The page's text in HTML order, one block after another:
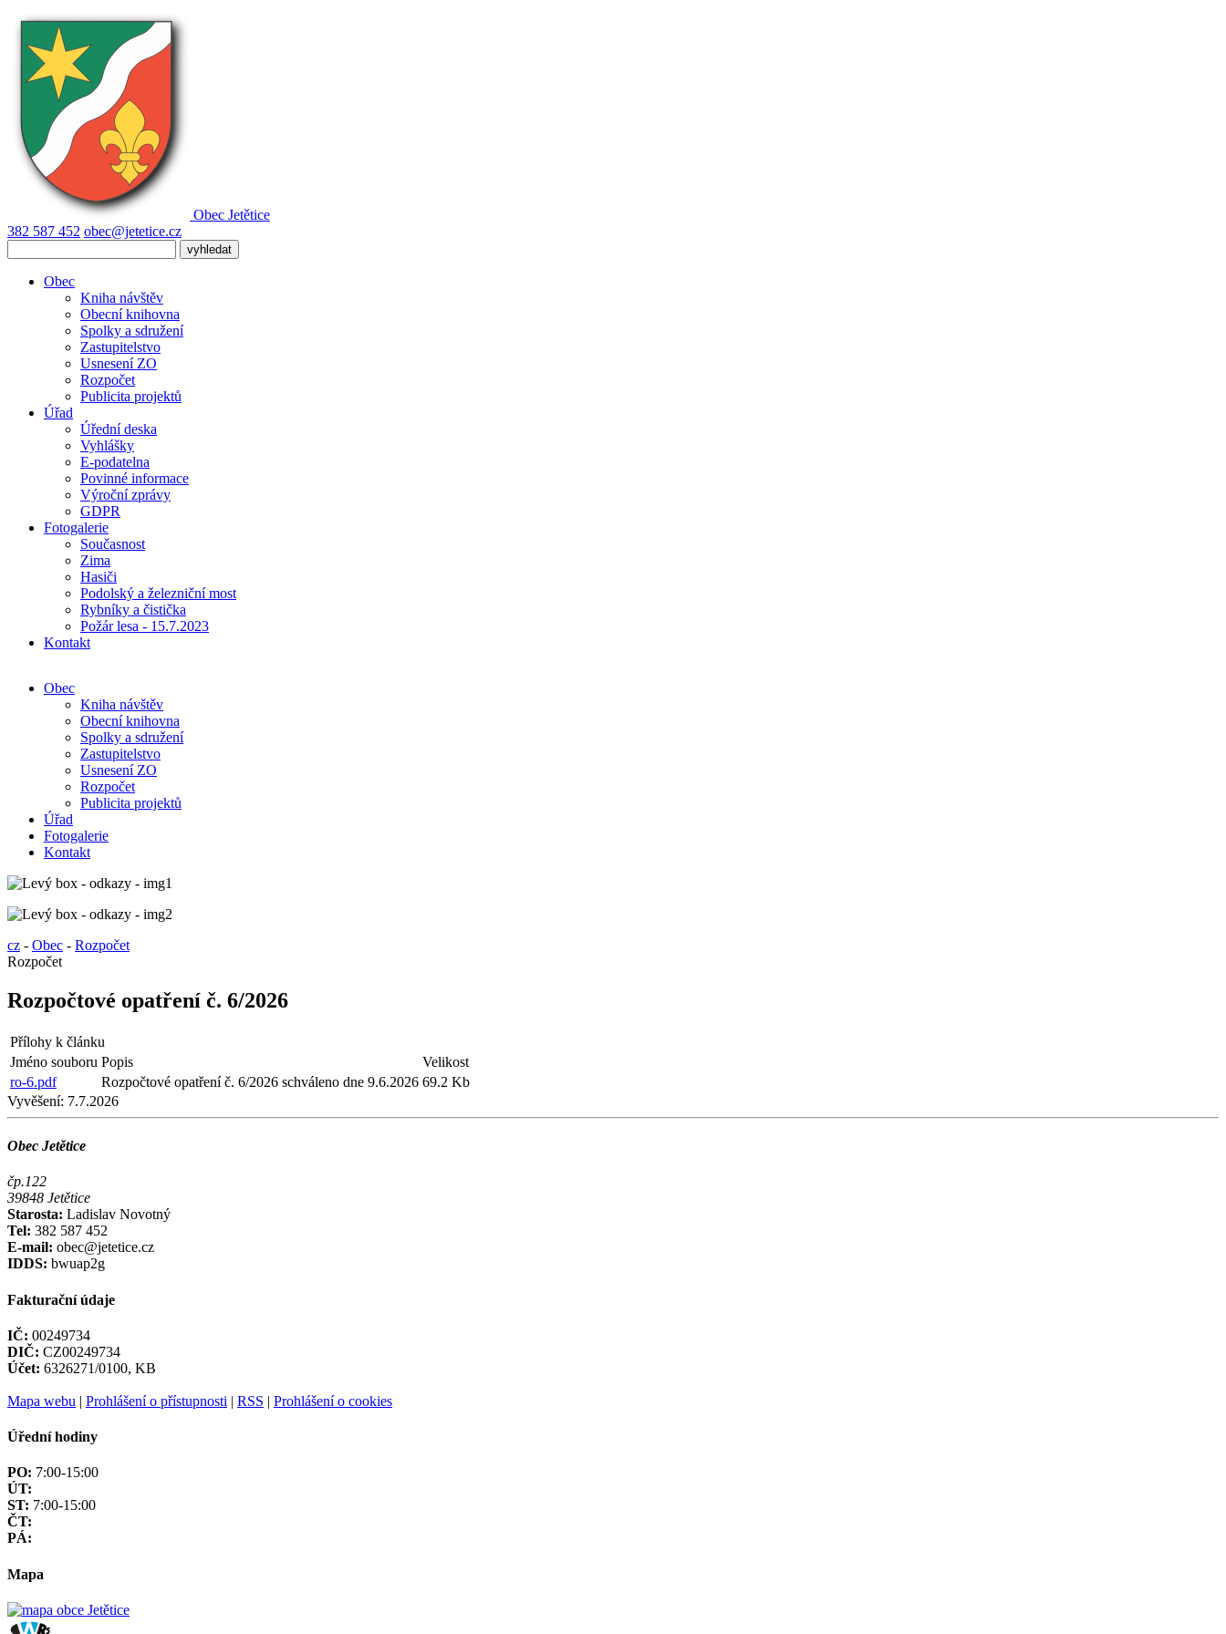
Obec Jetětice
382 587 452 obec@jetetice.cz
Obec
Kniha návštěv
Obecní knihovna
Spolky a sdružení
Zastupitelstvo
Usnesení ZO
Rozpočet
Publicita projektů
Úřad
Úřední deska
Vyhlášky
E-podatelna
Povinné informace
Výroční zprávy
GDPR
Fotogalerie
Současnost
Zima
Hasiči
Podolský a železniční most
Rybníky a čistička
Požár lesa - 15.7.2023
Kontakt
Obec
Kniha návštěv
Obecní knihovna
Spolky a sdružení
Zastupitelstvo
Usnesení ZO
Rozpočet
Publicita projektů
Úřad
Fotogalerie
Kontakt
cz - Obec - Rozpočet
Rozpočet
Rozpočtové opatření č. 6/2026
Přílohy k článku
Jméno souboru Popis
Velikost
ro-6.pdf
Rozpočtové opatření č. 6/2026 schváleno dne 9.6.2026 69.2 Kb
Vyvěšení: 7.7.2026
Obec Jetětice
čp.122
39848 Jetětice
Starosta: Ladislav Novotný
Tel: 382 587 452
E-mail: obec@jetetice.cz
IDDS: bwuap2g
Fakturační údaje
IČ: 00249734
DIČ: CZ00249734
Účet: 6326271/0100, KB
Mapa webu | Prohlášení o přístupnosti | RSS | Prohlášení o cookies
Úřední hodiny
PO: 7:00-15:00
ÚT:
ST: 7:00-15:00
ČT:
PÁ:
Mapa